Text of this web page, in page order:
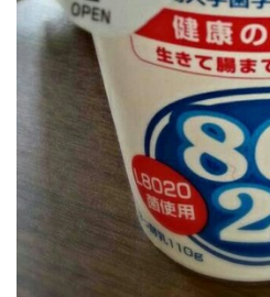
2025年11月
2025年10月
2025年9月
2025年8月
2025年7月
2025年6月
2025年5月